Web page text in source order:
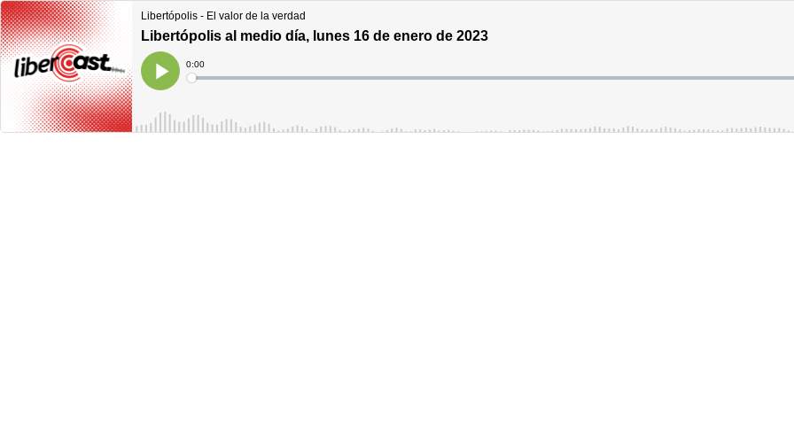
Libertópolis - El valor de la verdad
Libertópolis al medio día, lunes 16 de enero de 2023
Play
Current
Time
0:00
Loaded: